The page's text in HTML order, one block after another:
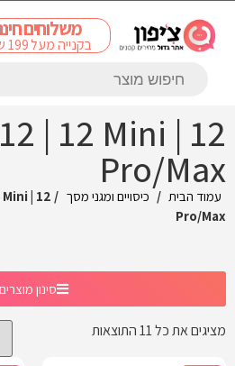
משלוחים
בקנייה מעל 199 ש"ח
| 12 Mini | 12
Pro/Max
עמוד הבית / כיסויים ומגני מסך /
| 12
Pro/Max
סינון מוצרים
מציגים את כל ⁦11⁩ התוצאות